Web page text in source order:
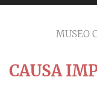
MUSEO
CAUSA